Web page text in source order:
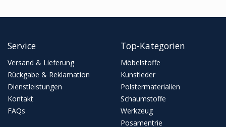
Service
Versand & Lieferung
Rückgabe & Reklamation
Dienstleistungen
Kontakt
FAQs
Top-Kategorien
Möbelstoffe
Kunstleder
Polstermaterialien
Schaumstoffe
Werkzeug
Posamentrie